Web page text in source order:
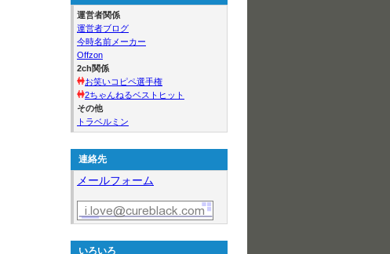
運営者関係
運営者ブログ
今時名前メーカー
Offzon
2ch関係
お笑いコピペ選手権
2ちゃんねるベストヒット
その他
トラベルミン
連絡先
メールフォーム
いろいろ